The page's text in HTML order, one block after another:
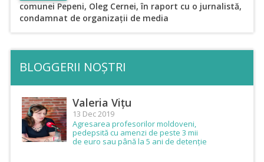
comunei Pepeni, Oleg Cernei, în raport cu o jurnalistă,
condamnat de organizații de media
BLOGGERII NOȘTRI
Valeria Vițu
13 Dec 2019
Agresarea profesorilor moldoveni,
pedepsită cu amenzi de peste 3 mii
de euro sau până la 5 ani de detenție